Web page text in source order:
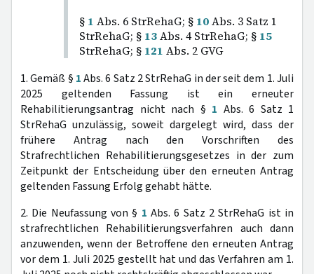
§ 1 Abs. 6 StrRehaG; § 10Abs. 3 Satz 1
StrRehaG; § 13Abs. 4 StrRehaG; § 15
StrRehaG; § 121 Abs. 2 GVG
1. Gemäß § 1Abs. 6 Satz 2 StrRehaG in der seit dem 1. Juli
2025 geltenden Fassung ist ein erneuter
Rehabilitierungsantrag nicht nach § 1 Abs. 6 Satz 1
StrRehaG unzulässig, soweit dargelegt wird, dass der
frühere Antrag nach den Vorschriften des
Strafrechtlichen Rehabilitierungsgesetzes in der zum
Zeitpunkt der Entscheidung über den erneuten Antrag
geltenden Fassung Erfolg gehabt hätte.
2. Die Neufassung von § 1 Abs. 6 Satz 2 StrRehaG ist in
strafrechtlichen Rehabilitierungsverfahren auch dann
anzuwenden, wenn der Betroffene den erneuten Antrag
vor dem 1. Juli 2025 gestellt hat und das Verfahren am 1.